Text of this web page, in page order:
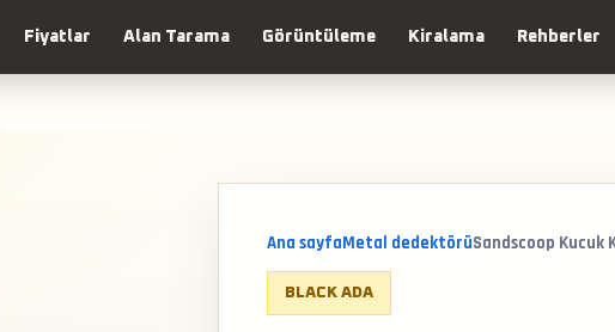
Fiyatlar Alan Tarama Görüntüleme Kiralama Rehberler
Ana sayfaMetal dedektörüSandscoop Kucuk
BLACK ADA